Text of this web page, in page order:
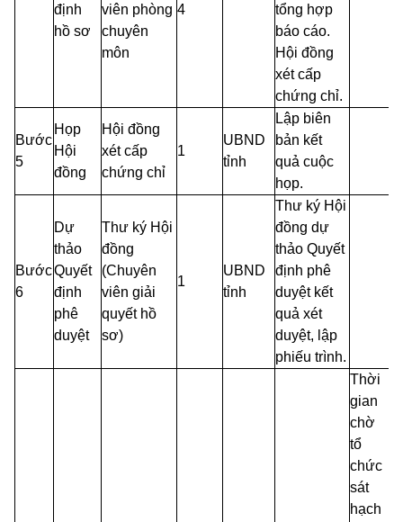
định
hồ sơ
viên phòng
chuyên
môn
4
tổng hợp
báo cáo.
Hội đồng
xét cấp
chứng chỉ.
Bước
5
Họp
Hội
đồng
Hội đồng
xét cấp
chứng chỉ
1
UBND
tỉnh
Lập biên
bản kết
quả cuộc
họp.
Bước
6
Dự
thảo
Quyết
định
phê
duyệt
Thư ký Hội
đồng
(Chuyên
viên giải
quyết hồ
sơ)
1
UBND
tỉnh
Thư ký Hội
đồng dự
thảo Quyết
định phê
duyệt kết
quả xét
duyệt, lập
phiếu trình.
Thời
gian
chờ
tổ
chức
sát
hạch